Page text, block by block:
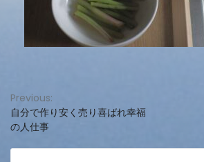
投
稿
ナ
Previous:
自分で作り安く売り喜ばれ幸福
の人仕事